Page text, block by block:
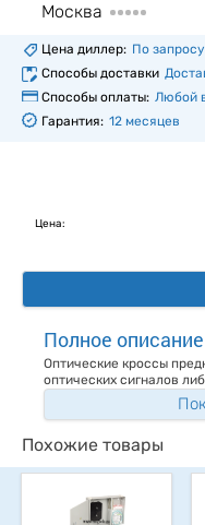
Москва
Цена диллер: По запросу
Способы доставки
Способы оплаты: Любой
Гарантия: 12 месяцев
Цена:
Полное описание
Оптические кроссы
оптических сигналов
Похожие товары